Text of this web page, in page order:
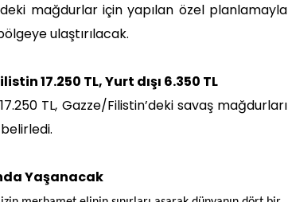
mağdurlar için yapılan özel planlamayla
ulaştırılacak.
17.250 TL, Yurt dışı 6.350 TL
TL, Gazze/Filistin’deki savaş mağdurları
Yaşanacak